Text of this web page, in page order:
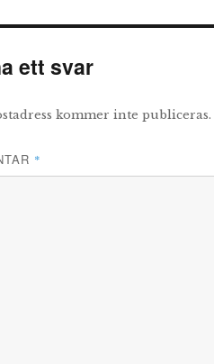
ett svar
kommer inte publiceras.
*